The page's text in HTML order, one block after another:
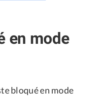
en mode
bloqué en mode